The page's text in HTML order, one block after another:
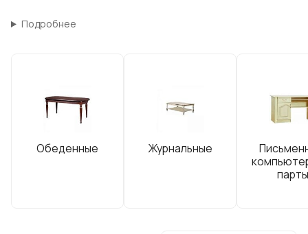
Подробнее
Обеденные Журнальные
парты